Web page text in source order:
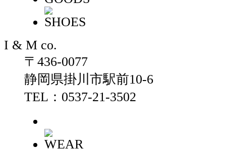
I & M co.
〒436-0077
静岡県掛川市駅前10-6
TEL：0537-21-3502